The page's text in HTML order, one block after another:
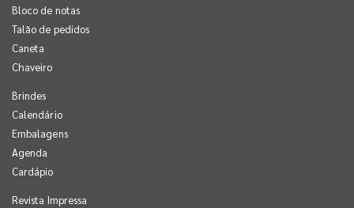
Bloco de notas
Talão de pedidos
Caneta
Chaveiro
Brindes
Calendário
Embalagens
Agenda
Cardápio
Revista Impressa